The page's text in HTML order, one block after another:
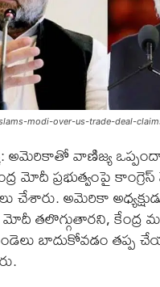
modi-over-us-trade-deal-
అమెరికాతో వాణిజ్య
మోదీ ప్రభుత్వంపై
చేశారు. అమెరికా
మోదీ తలొగ్గుతారని, కేంద్ర
బాదుకోవడం తప్ప